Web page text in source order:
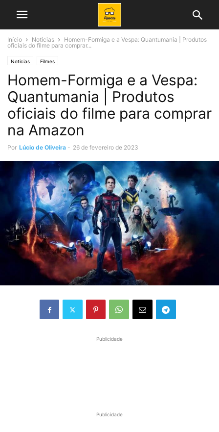
Início Noticias
Homem-Formiga e a Vespa: Quantumania | Produtos
oficiais do filme para comprar...
Noticias Filmes
Homem-Formiga e a Vespa:
Quantumania | Produtos
oficiais do filme para comprar
na Amazon
Por Lúcio de Oliveira - 26 de fevereiro de 2023
Publicidade
Publicidade